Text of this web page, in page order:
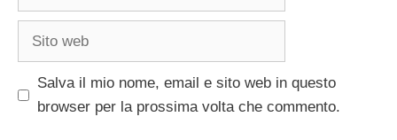
Sito
Salva il mio nome, email e sito web in questo
browser per la prossima volta che commento.